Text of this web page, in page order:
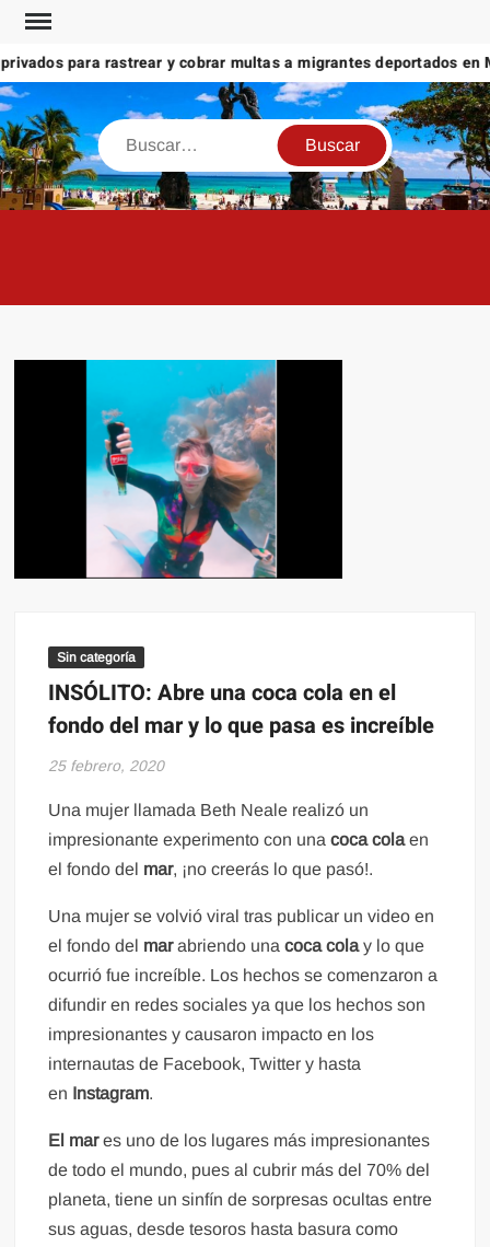
Saltar
contenidopara rastrear y cobrar multas a migrantes deportados en
Buscar
Sin categoría
INSÓLITO: Abre una coca cola en el
fondo del mar y lo que pasa es increíble
25 febrero, 2020
Una mujer llamada Beth Neale realizó un
impresionante experimento con unacoca colaen
el fondo del mar, ¡no creerás lo que pasó!.
Una mujer se volvió viral tras publicar un video en
el fondo del marabriendo unacoca colay lo que
ocurrió fue increíble. Los hechos se comenzaron a
difundir en redes sociales ya que los hechos son
impresionantes y causaron impacto en los
internautas de Facebook, Twitter y hasta
en Instagram.
El mares uno de los lugares más impresionantes
de todo el mundo, pues al cubrir más del 70% del
planeta, tiene un sinfín de sorpresas ocultas entre
sus aguas, desde tesoros hasta basura como